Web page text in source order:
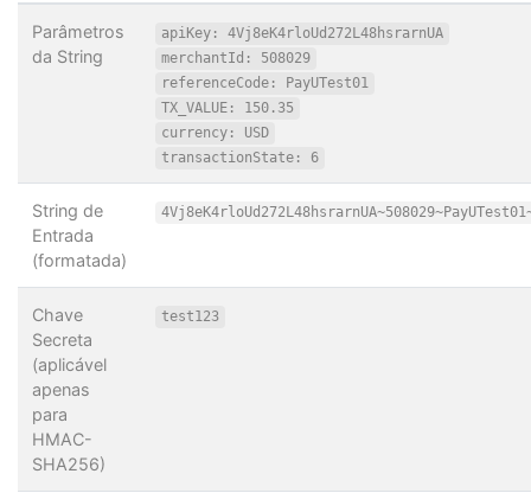
Parâmetros
da String
apiKey: 4Vj8eK4rloUd272L48hsrarnUA
merchantId: 508029
referenceCode: PayUTest01
TX_VALUE: 150.35
currency: USD
transactionState: 6
String de
Entrada
(formatada)
Chave
Secreta
(aplicável
apenas
para
HMAC-
SHA256)
test123